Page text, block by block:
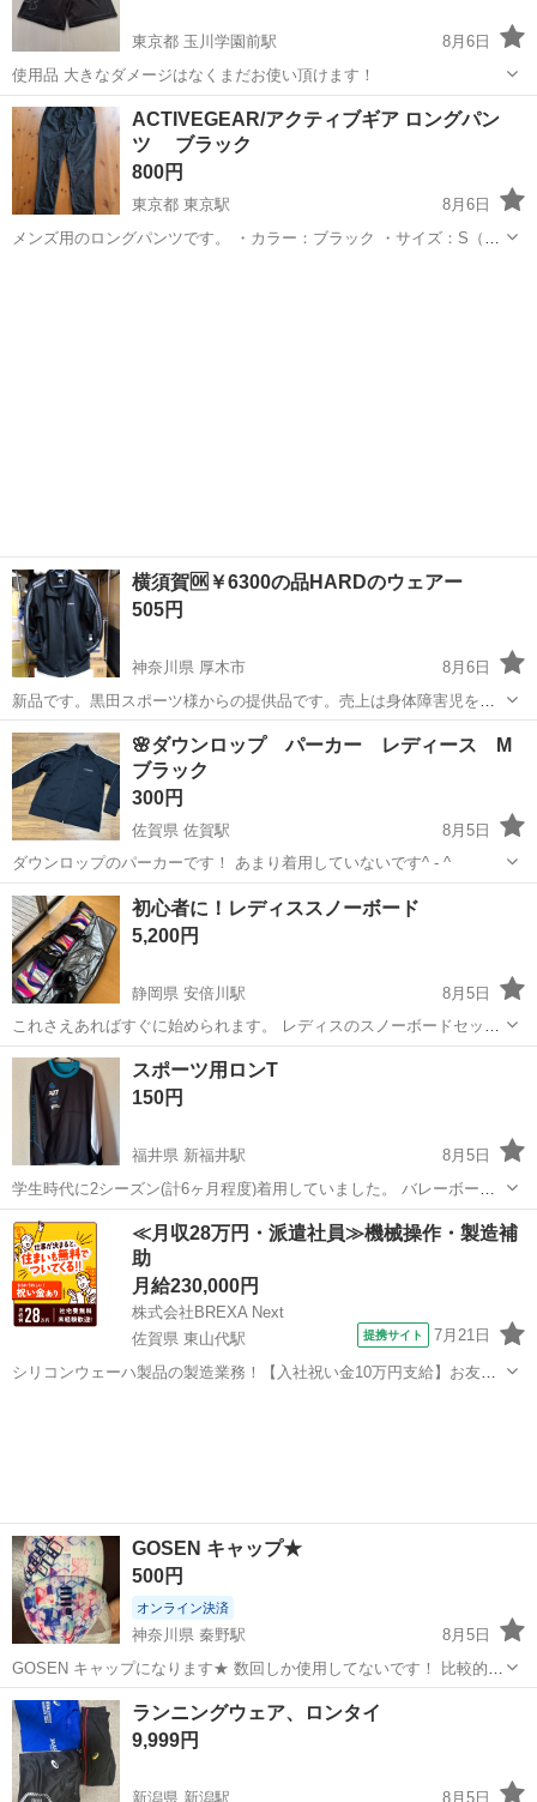
東京都 玉川学園前駅
8月6日
使用品 大きなダメージはなくまだお使い頂けます！
東京 町田市 スポーツウェア
アンダーアーマー
ACTIVEGEAR/アクティブギア ロングパン
ツ ブラック
800円
東京都 東京駅
8月6日
メンズ用のロングパンツです。 ・カラー：ブラック ・サイズ：S（ウ
横須賀🆗￥6300の品HARDのウェアー
505円
神奈川県 厚木市
8月6日
新品です。黒田スポーツ様からの提供品です。売上は身体障害児をデ
ィズニーランドに連れて行く為に使います。
神奈川 厚木市 スポーツウェア
🌸ダウンロップ パーカー レディース M
ブラック
300円
佐賀県 佐賀駅
8月5日
ダウンロップのパーカーです！ あまり着用していないです^ - ^
佐賀 佐賀市 佐賀駅 スポーツウェア
初心者に！レディススノーボード
5,200円
静岡県 安倍川駅
8月5日
これさえあればすぐに始められます。 レディスのスノーボードセット
ブーツからウェアまで全て揃っています。 これから始める人とりあえ
ず自分の欲しい方におすすめです
静岡 静岡市 安倍川駅
スポーツ用ロンT
150円
福井県 新福井駅
8月5日
学生時代に2シーズン(計6ヶ月程度)着用していました。 バレーボール
で着ていましたが、何でも使えると思います。
福井 福井市 新福井駅 スポーツウェア
≪月収28万円・派遣社員≫機械操作・製造補
助
月給230,000円
株式会社BREXA Next
佐賀県 東山代駅
提携サイト 7月21日
シリコンウェーハ製品の製造業務！【入社祝い金10万円支給】お友達
GOSEN キャップ★
500円
オンライン決済
神奈川県 秦野駅
8月5日
GOSEN キャップになります★ 数回しか使用してないです！ 比較的綺
麗だと思います！
神奈川 秦野市 スポーツウェア
ランニングウェア、ロンタイ
9,999円
新潟県 新潟駅 8月5日